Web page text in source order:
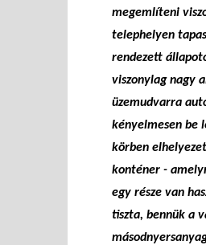
megemlíteni
telephelyen
rendezett
viszonylag nagy
üzemudvarra
kényelmesen be
körben
konténer -
egy része van
tiszta, bennük a